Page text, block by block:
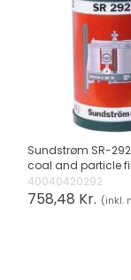
Sundstrøm SR-
coal and particle
40040420292
758,48 Kr. (inkl.